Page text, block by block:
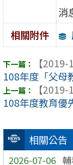
相關公告
2026-07-06
消
相關附件
【2019-
108年度「父母
【2019-
108年度教育優